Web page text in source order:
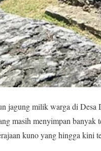
jagung milik warga di
masih menyimpan
kuno yang hingga kini